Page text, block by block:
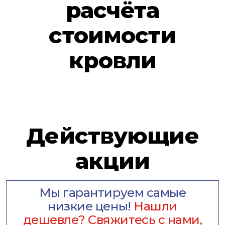
расчёта
стоимости
кровли
Действующие
акции
Мы гарантируем самые
низкие цены! Нашли
дешевле? Свяжитесь с нами,